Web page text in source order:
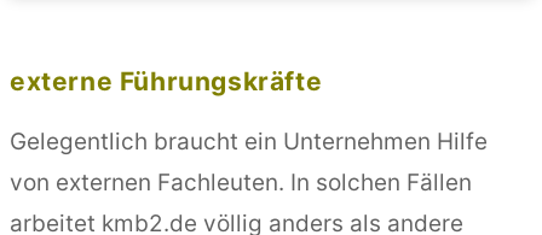
externe Führungskräfte
Gelegentlich braucht ein Unternehmen Hilfe
von externen Fachleuten. In solchen Fällen
arbeitet kmb2.de völlig anders als andere